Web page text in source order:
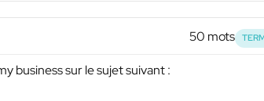
50 mots
business sur le sujet suivant :